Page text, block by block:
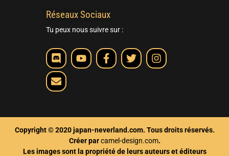
Réseaux Sociaux
Tu peux nous suivre sur :
Copyright © 2020 japan-neverland.com. Tous droits réservés.
Créer parcamel-design.com.
Les images sont la propriété de leurs auteurs et éditeurs